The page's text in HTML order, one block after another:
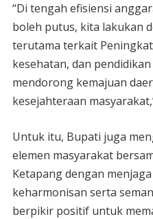
“Di tengah efisiensi
boleh putus, kita lakukan
terutama terkait
kesehatan, dan
mendorong kemajuan
kesejahteraan
Untuk itu, Bupati juga
elemen masyarakat
Ketapang dengan
keharmonisan serta
berpikir positif untuk